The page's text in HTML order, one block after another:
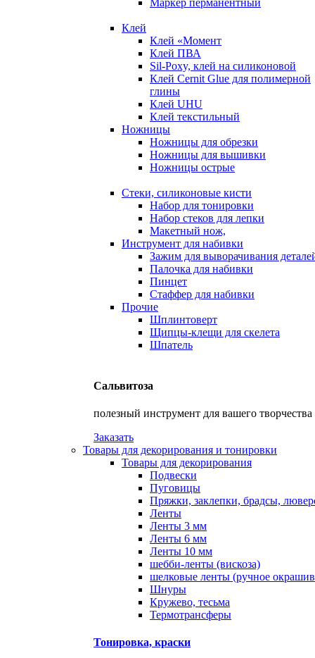
Маркер перманентный
Клей
Клей «Момент
Клей ПВА
Sil-Poxy, клей на силиконовой
Клей Cernit Glue для полимерной
глины
Клей UHU
Клей текстильный
Ножницы
Ножницы для обрезки
Ножницы для вышивки
Ножницы острые
Стеки, силиконовые кисти
Набор для тонировки
Набор стеков для лепки
Макетный нож,
Инструмент для набивки
Зажим для выворачивания
Палочка для набивки
Пинцет
Стаффер для набивки
Прочие
Шплинтоверт
Щипцы-клещи для скелета
Шпатель
Сальвитоза
полезный инструмент для вашего творчества
Заказать
Товары для декорирования и тонировки
Товары для декорирования
Подвески
Пуговицы
Пряжки, заклепки, брадсы,
Ленты
Ленты 3 мм
Ленты 6 мм
Ленты 10 мм
шебби-ленты (вискоза)
шелковые ленты (ручное
Шнуры
Кружево, тесьма
Термотрансферы
Тонировка, краски